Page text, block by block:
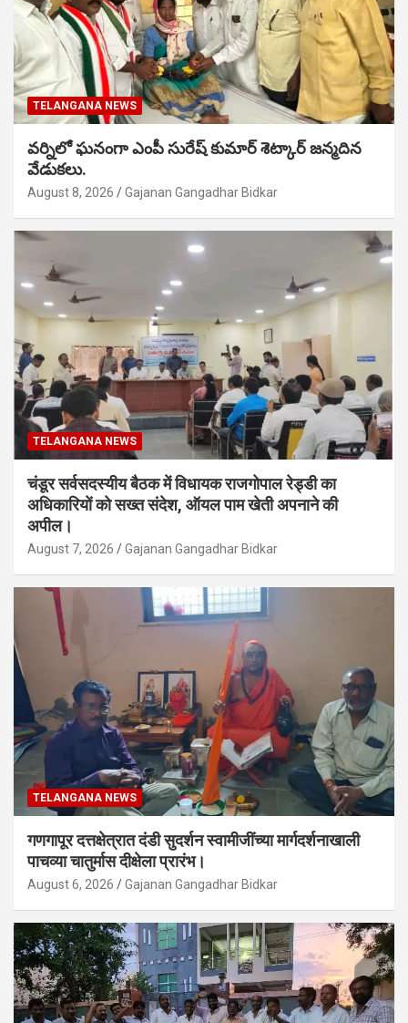
TELANGANA NEWS
వర్నిలో ఘనంగా ఎంపీ సురేష్ కుమార్ శెట్కార్ జన్మదిన
వేడుకలు.
August 8, 2026 Gajanan Gangadhar Bidkar
TELANGANA NEWS
चंडूर सर्वसदस्यीय बैठक में विधायक राजगोपाल रेड्डी का
अधिकारियों को सख्त संदेश, ऑयल पाम खेती अपनाने की
अपील।
August 7, 2026 Gajanan Gangadhar Bidkar
TELANGANA NEWS
गणगापूर दत्तक्षेत्रात दंडी सुदर्शन स्वामीजींच्या मार्गदर्शनाखाली
पाचव्या चातुर्मास दीक्षेला प्रारंभ।
August 6, 2026 Gajanan Gangadhar Bidkar